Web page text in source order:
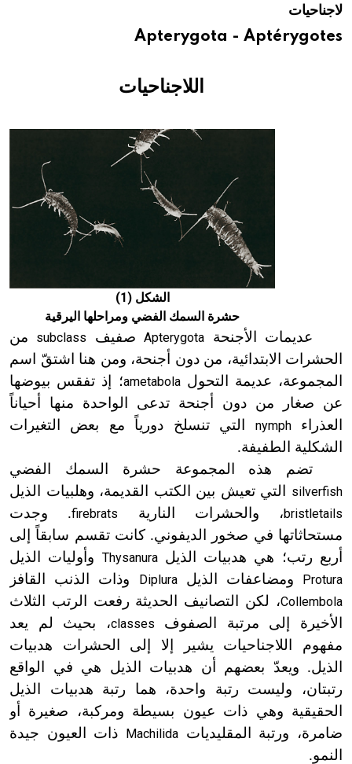
لاجناحيات
Apterygota - Aptérygotes
اللاجناحيات
الشكل (1)
حشرة السمك الفضي ومراحلها اليرقية
عديمات الأجنحة Apterygotaصفيف subclass من
الحشرات الابتدائية، من دون أجنحة، ومن هنا اشتقّ اسم
المجموعة، عديمة التحولametabola؛ إذ تفقس بيوضها
عن صغار من دون أجنحة تدعى الواحدة منها أحياناً
العذراءnymph التي تنسلخ دورياً مع بعض التغيرات
الشكلية الطفيفة.
تضم هذه المجموعة حشرة السمك الفضي
silverfish التي تعيش بين الكتب القديمة، وهلبيات الذيل
bristletails، والحشرات النارية firebrats. وجدت
مستحاثاتها في صخور الديفوني. كانت تقسم سابقاً إلى
أربع رتب؛ هي هدبيات الذيلThysanura وأوليات الذيل
Protura ومضاعفات الذيلDiplura وذات الذنب القافز
Collembola، لكن التصانيف الحديثة رفعت الرتب الثلاث
الأخيرة إلى مرتبة الصفوف classes، بحيث لم يعد
مفهوم اللاجناحيات يشير إلا إلى الحشرات هدبيات
الذيل. ويعدّ بعضهم أن هدبيات الذيل هي في الواقع
رتبتان، وليست رتبة واحدة، هما رتبة هدبيات الذيل
الحقيقية وهي ذات عيون بسيطة ومركبة، صغيرة أو
ضامرة، ورتبة المقليديات Machilida
ذات العيون جيدة
النمو.